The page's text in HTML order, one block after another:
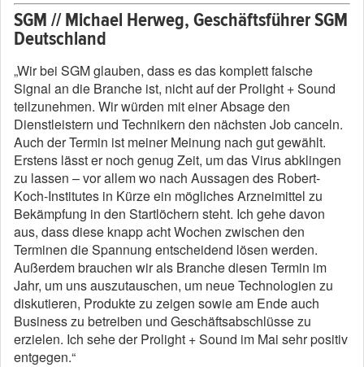
SGM // Michael Herweg, Geschäftsführer SGM
Deutschland
„Wir bei SGM glauben, dass es das komplett falsche
Signal an die Branche ist, nicht auf der Prolight + Sound
teilzunehmen. Wir würden mit einer Absage den
Dienstleistern und Technikern den nächsten Job canceln.
Auch der Termin ist meiner Meinung nach gut gewählt.
Erstens lässt er noch genug Zeit, um das Virus abklingen
zu lassen – vor allem wo nach Aussagen des Robert-
Koch-Institutes in Kürze ein mögliches Arzneimittel zu
Bekämpfung in den Startlöchern steht. Ich gehe davon
aus, dass diese knapp acht Wochen zwischen den
Terminen die Spannung entscheidend lösen werden.
Außerdem brauchen wir als Branche diesen Termin im
Jahr, um uns auszutauschen, um neue Technologien zu
diskutieren, Produkte zu zeigen sowie am Ende auch
Business zu betreiben und Geschäftsabschlüsse zu
erzielen. Ich sehe der Prolight + Sound im Mai sehr positiv
entgegen.“